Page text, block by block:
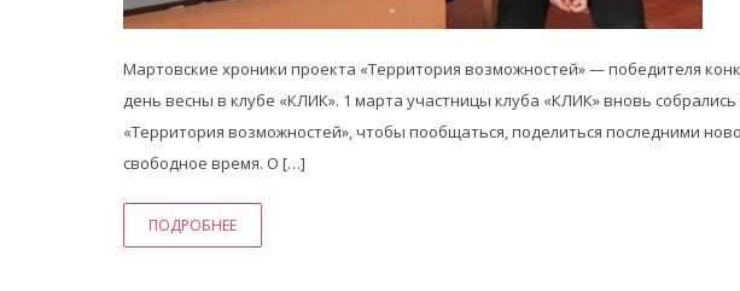
Мартовские хроники проекта «Территория возможностей» — победителя
день весны в клубе «КЛИК». 1 марта участницы клуба «КЛИК» вновь
«Территория возможностей», чтобы пообщаться, поделиться последними
свободное время. О […]
ПОДРОБНЕЕ